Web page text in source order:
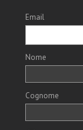
Email
Nome
Cognome